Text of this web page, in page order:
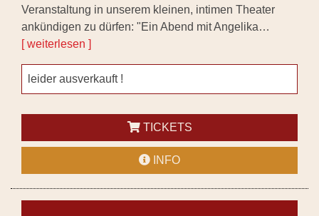
Veranstaltung in unserem kleinen, intimen Theater
ankündigen zu dürfen: "Ein Abend mit Angelika…
[ weiterlesen ]
leider ausverkauft !
TICKETS
INFO